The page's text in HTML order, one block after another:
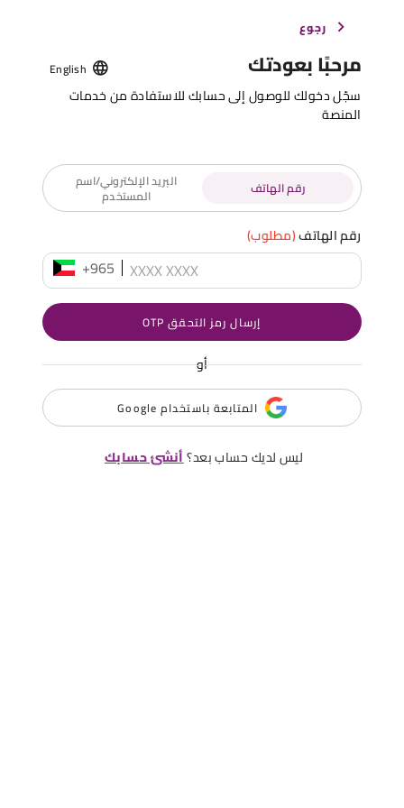
رجوع
مرحبًا بعودتك English
سجّل دخولك للوصول إلى حسابك للاستفادة من خدمات
المنصة
رقم الهاتف البريد الإلكتروني/اسم
المستخدم
رقم الهاتف(مطلوب)
+965
إرسال رمز التحقق OTP
أو
المتابعة باستخدام Google
ليس لديك حساب بعد؟أنشئ حسابك